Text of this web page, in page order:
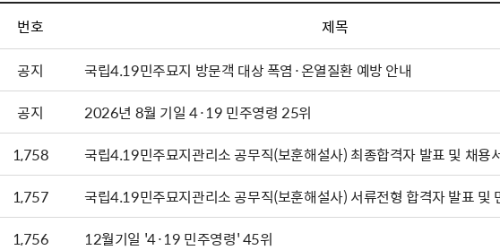
번호 제목
공지
국립4.19민주묘지 방문객 대상 폭염·온열질환 예방 안내
공지
2026년 8월 기일 4·19 민주영령 25위
1,758
국립4.19민주묘지관리소 공무직(보훈해설사) 최종합
1,757
국립4.19민주묘지관리소 공무직(보훈해설사) 서류전
1,756
12월기일 '4·19 민주영령' 45위